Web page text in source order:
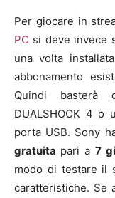
Per giocare in
PC si deve invece
una volta
abbonamento
Quindi basterà
DUALSHOCK 4 o
porta USB. Sony
gratuita pari a7
modo di testare il
caratteristiche. Se